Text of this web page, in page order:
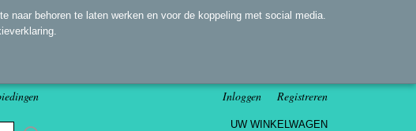
Inloggen Registreren
UW WINKELWAGEN
naar behoren te laten werken en voor de koppeling met social media.